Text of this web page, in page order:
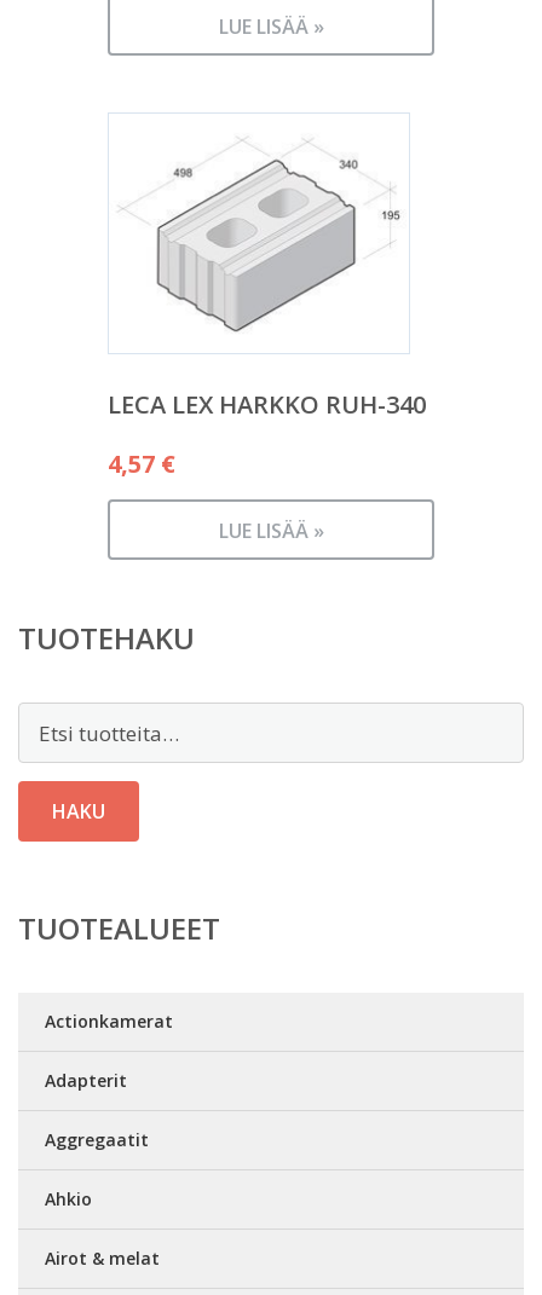
LUE LISÄÄ »
LECA LEX HARKKO RUH-340
4,57 €
LUE LISÄÄ »
TUOTEHAKU
HAKU
TUOTEALUEET
Actionkamerat
Adapterit
Aggregaatit
Ahkio
Airot & melat